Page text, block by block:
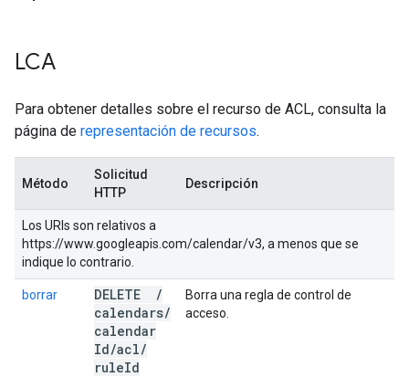
LCA
Para obtener detalles sobre el recurso de ACL, consulta la
página de representación de recursos.
Método
Solicitud
HTTP
Descripción
Los URIs son relativos a
https://www.googleapis.com/calendar/v3, a menos que se
indique lo contrario.
borrar DELETE
/
calendars/
calendar
Id/acl/
ruleId
Borra una regla de control de
acceso.